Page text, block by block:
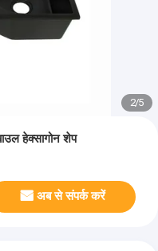
2/5
हेक्सागोन शेप
अब से संपर्क करें